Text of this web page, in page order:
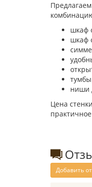
шкаф
шкаф
ниши
Цена
Добавить